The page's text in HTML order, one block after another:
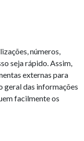
números,
seja rápido. Assim,
externas para
geral das informações
facilmente os